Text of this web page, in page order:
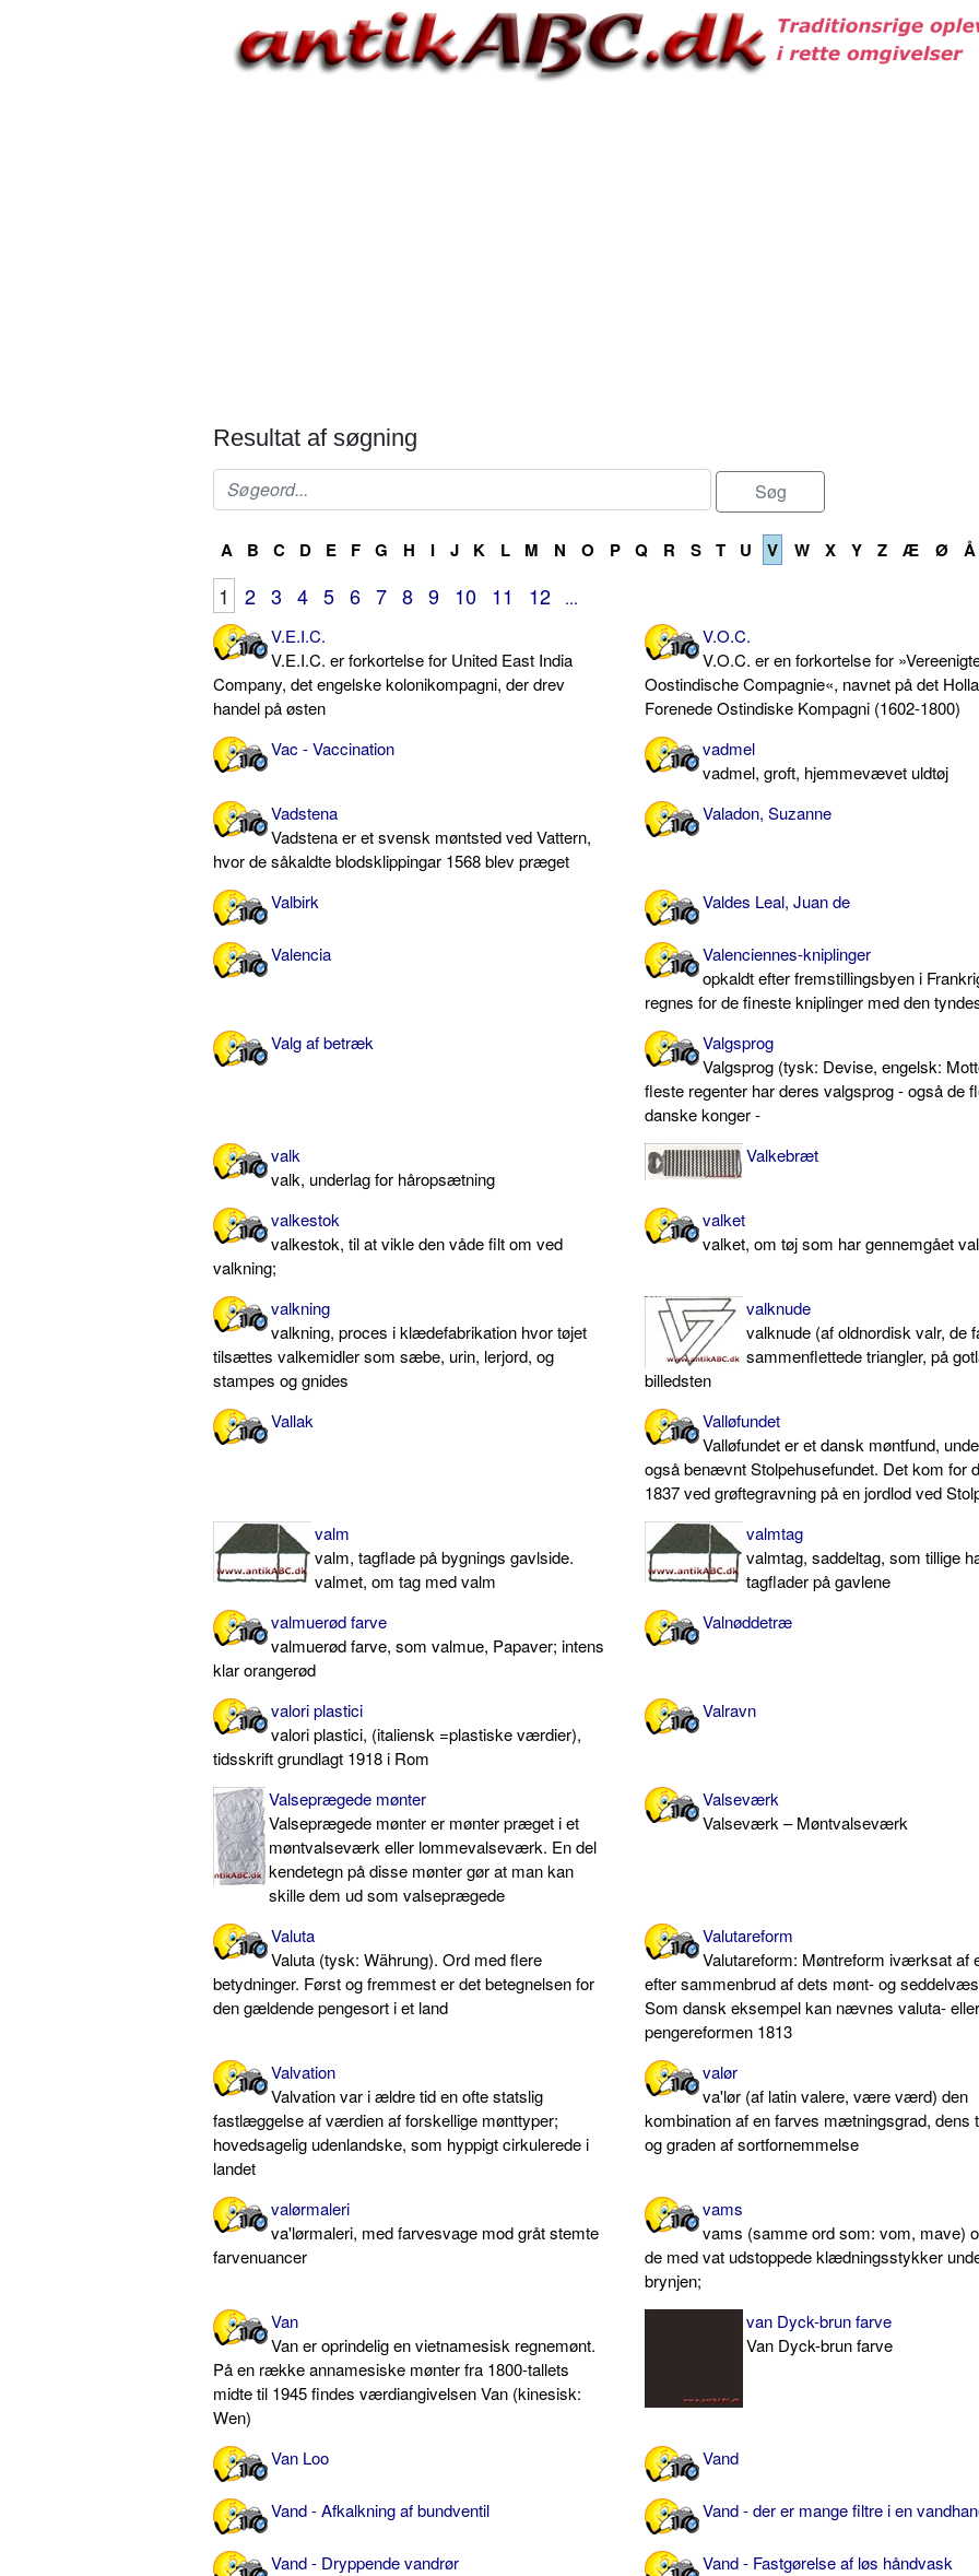
Resultat af søgning
A B C D E F G H I J K L M N O P Q R S T U V W X Y Z Æ Ø Å
1 2 3 4 5 6 7 8 9 10 11 12
...
V.E.I.C.
V.E.I.C. er forkortelse for United East India
Company, det engelske kolonikompagni, der drev
handel på østen
V.O.C.
V.O.C. er en forkortelse for
Oostindische Compagnie«, navnet på det
Forenede Ostindiske Kompagni (1602-1800)
Vac - Vaccination
vadmel
vadmel, groft, hjemmevævet uldtøj
Vadstena
Vadstena er et svensk møntsted ved Vattern,
hvor de såkaldte blodsklippingar 1568 blev præget
Valadon, Suzanne
Valbirk Valdes Leal, Juan de
Valencia
Valenciennes-kniplinger
opkaldt efter fremstillingsbyen i
regnes for de fineste kniplinger med den
Valg af betræk
Valgsprog
Valgsprog (tysk: Devise, engelsk:
fleste regenter har deres valgsprog - også de
danske konger -
valk
valk, underlag for håropsætning
Valkebræt
valkestok
valkestok, til at vikle den våde filt om ved
valkning;
valket
valket, om tøj som har gennemgået
valkning
valkning, proces i klædefabrikation hvor tøjet
tilsættes valkemidler som sæbe, urin, lerjord, og
stampes og gnides
valknude
valknude (af oldnordisk valr, de
sammenflettede triangler, på
billedsten
Vallak
Valløfundet
Valløfundet er et dansk møntfund,
også benævnt Stolpehusefundet. Det kom for
1837 ved grøftegravning på en jordlod ved
valm
valm, tagflade på bygnings gavlside.
valmet, om tag med valm
valmtag
valmtag, saddeltag, som tillige
tagflader på gavlene
valmuerød farve
valmuerød farve, som valmue, Papaver; intens
klar orangerød
Valnøddetræ
valori plastici
valori plastici, (italiensk =plastiske værdier),
tidsskrift grundlagt 1918 i Rom
Valravn
Valseprægede mønter
Valseprægede mønter er mønter præget i et
møntvalseværk eller lommevalseværk. En del
kendetegn på disse mønter gør at man kan
skille dem ud som valseprægede
Valseværk
Valseværk – Møntvalseværk
Valuta
Valuta (tysk: Währung). Ord med flere
betydninger. Først og fremmest er det betegnelsen for
den gældende pengesort i et land
Valutareform
Valutareform: Møntreform iværksat af
efter sammenbrud af dets mønt- og
Som dansk eksempel kan nævnes valuta- eller
pengereformen 1813
Valvation
Valvation var i ældre tid en ofte statslig
fastlæggelse af værdien af forskellige mønttyper;
hovedsagelig udenlandske, som hyppigt cirkulerede i
landet
valør
va'lør (af latin valere, være værd) den
kombination af en farves mætningsgrad, dens
og graden af sortfornemmelse
valørmaleri
va'lørmaleri, med farvesvage mod gråt stemte
farvenuancer
vams
vams (samme ord som: vom, mave)
de med vat udstoppede klædningsstykker
brynjen;
Van
Van er oprindelig en vietnamesisk regnemønt.
På en række annamesiske mønter fra 1800-tallets
midte til 1945 findes værdiangivelsen Van (kinesisk:
Wen)
van Dyck-brun farve
Van Dyck-brun farve
Van Loo Vand
Vand - Afkalkning af bundventil Vand - der er mange filtre i en
Vand - Dryppende vandrør Vand - Fastgørelse af løs håndvask